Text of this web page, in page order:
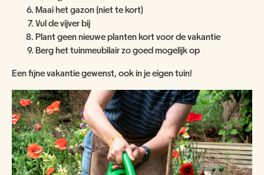
Maai het gazon (niet te kort)
Vul de vijver bij
Plant geen nieuwe planten kort voor de vakantie
Berg het tuinmeubilair zo goed mogelijk op
Een fijne vakantie gewenst, ook in je eigen tuin!